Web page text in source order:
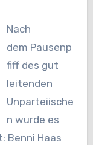
Nach
dem Pausenp
fiff des gut
leitenden
Unparteiische
n wurde es
Benni Haas